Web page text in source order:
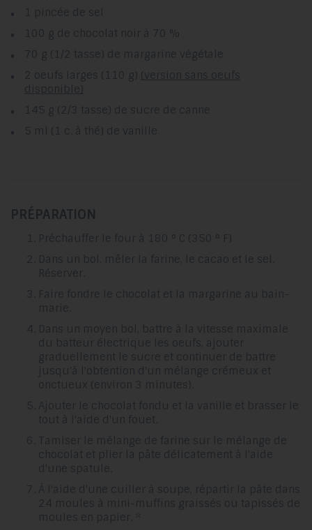
1 pincée de sel
100 g de chocolat noir à 70 %
70 g (1/2 tasse) de margarine végétale
2 oeufs larges (110 g) (version sans oeufs
disponible)
145 g (2/3 tasse) de sucre de canne
5 ml (1 c. à thé) de vanille
PRÉPARATION
Préchauffer le four à 180 ° C (350 ° F)
Dans un bol, mêler la farine, le cacao et le sel.
Réserver.
Faire fondre le chocolat et la margarine au bain-
marie.
Dans un moyen bol, battre à la vitesse maximale
du batteur électrique les oeufs, ajouter
graduellement le sucre et continuer de battre
jusqu'à l'obtention d'un mélange crémeux et
onctueux (environ 3 minutes).
Ajouter le chocolat fondu et la vanille et brasser le
tout à l'aide d'un fouet.
Tamiser le mélange de farine sur le mélange de
chocolat et plier la pâte délicatement à l'aide
d'une spatule.
À l'aide d'une cuiller à soupe, répartir la pâte dans
24 moules à mini-muffins graissés ou tapissés de
moules en papier. *